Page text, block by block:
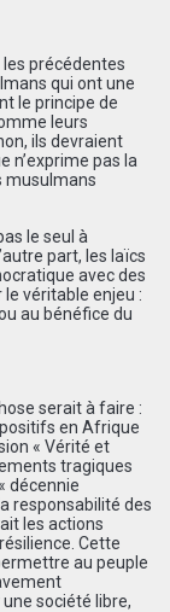
précédentes
qui ont une
le principe de
leurs
ils devraient
n’exprime pas la
musulmans
le seul à
part, les laïcs
avec des
véritable enjeu :
au bénéfice du
serait à faire :
en Afrique
« Vérité et
tragiques
décennie
responsabilité des
les actions
Cette
au peuple
société libre,